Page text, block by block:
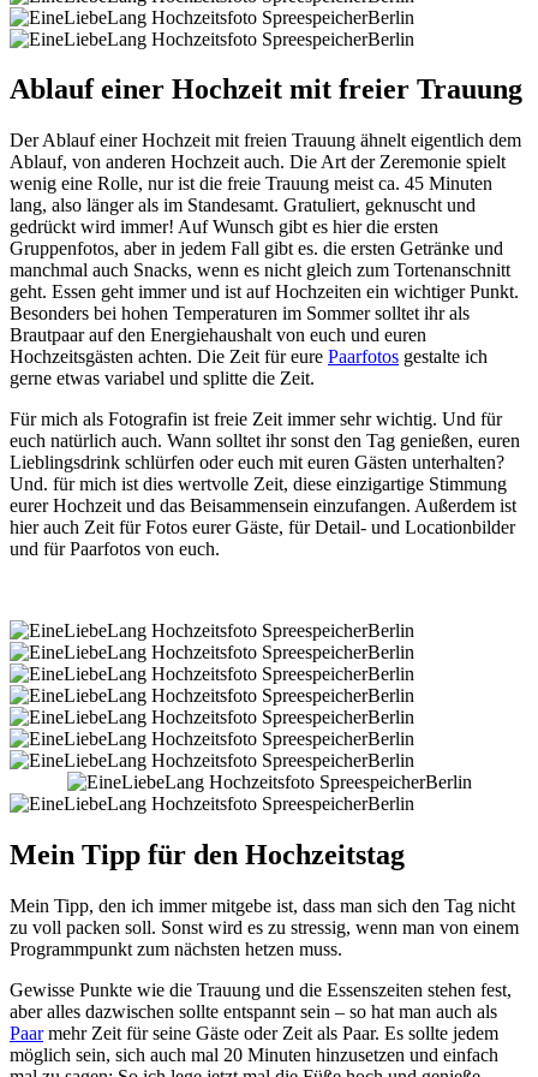
Ablauf einer Hochzeit mit freier Trauung
Der Ablauf einer Hochzeit mit freien Trauung ähnelt eigentlich dem
Ablauf, von anderen Hochzeit auch. Die Art der Zeremonie spielt
wenig eine Rolle, nur ist die freie Trauung meist ca. 45 Minuten
lang, also länger als im Standesamt. Gratuliert, geknuscht und
gedrückt wird immer! Auf Wunsch gibt es hier die ersten
Gruppenfotos, aber in jedem Fall gibt es. die ersten Getränke und
manchmal auch Snacks, wenn es nicht gleich zum Tortenanschnitt
geht. Essen geht immer und ist auf Hochzeiten ein wichtiger Punkt.
Besonders bei hohen Temperaturen im Sommer solltet ihr als
Brautpaar auf den Energiehaushalt von euch und euren
Hochzeitsgästen achten. Die Zeit für eure Paarfotos gestalte ich
gerne etwas variabel und splitte die Zeit.
Für mich als Fotografin ist freie Zeit immer sehr wichtig. Und für
euch natürlich auch. Wann solltet ihr sonst den Tag genießen, euren
Lieblingsdrink schlürfen oder euch mit euren Gästen unterhalten?
Und. für mich ist dies wertvolle Zeit, diese einzigartige Stimmung
eurer Hochzeit und das Beisammensein einzufangen. Außerdem ist
hier auch Zeit für Fotos eurer Gäste, für Detail- und Locationbilder
und für Paarfotos von euch.
Mein Tipp für den Hochzeitstag
Mein Tipp, den ich immer mitgebe ist, dass man sich den Tag nicht
zu voll packen soll. Sonst wird es zu stressig, wenn man von einem
Programmpunkt zum nächsten hetzen muss.
Gewisse Punkte wie die Trauung und die Essenszeiten stehen fest,
aber alles dazwischen sollte entspannt sein – so hat man auch als
Paarmehr Zeit für seine Gäste oder Zeit als Paar. Es sollte jedem
möglich sein, sich auch mal 20 Minuten hinzusetzen und einfach